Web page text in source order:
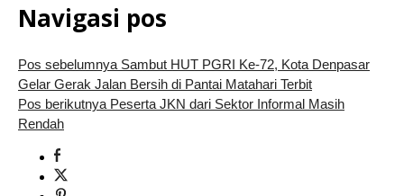
Navigasi pos
Pos sebelumnyaSambut HUT PGRI Ke-72, Kota Denpasar
Gelar Gerak Jalan Bersih di Pantai Matahari Terbit
Pos berikutnyaPeserta JKN dari Sektor Informal Masih
Rendah